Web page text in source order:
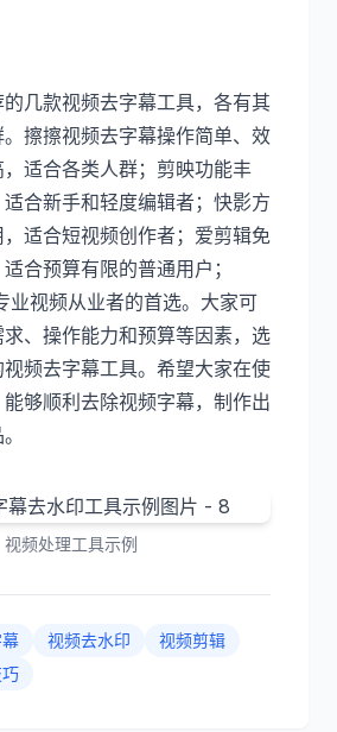
几款视频去字幕工具，各有其
擦擦视频去字幕操作简单、效
适合各类人群；剪映功能丰
合新手和轻度编辑者；快影方
适合短视频创作者；爱剪辑免
合预算有限的普通用户；
业视频从业者的首选。大家可
、操作能力和预算等因素，选
频去字幕工具。希望大家在使
够顺利去除视频字幕，制作出
视频处理工具示例
视频去水印
视频剪辑